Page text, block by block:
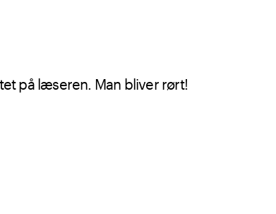
på læseren. Man bliver rørt!